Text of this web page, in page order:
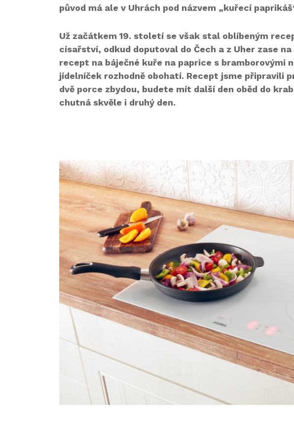
původ má ale v Uhrách pod názvem „kuřecí
Už začátkem 19. století se však stal oblíbeným
císařství, odkud doputoval do Čech a z Uher zase
recept na báječné kuře na paprice s bramborovými
jídelníček rozhodně obohatí. Recept jsme připravili
dvě porce zbydou, budete mít další den oběd do
chutná skvěle i druhý den.